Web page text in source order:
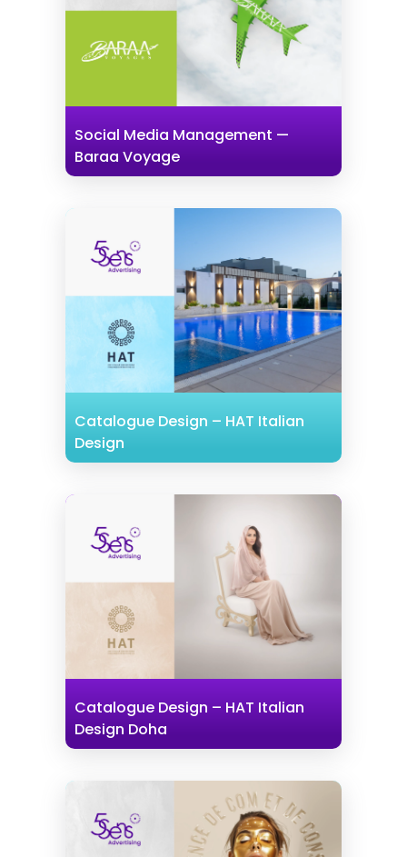
Social Media Management —
Baraa Voyage
Catalogue Design – HAT Italian
Design
Catalogue Design – HAT Italian
Design Doha